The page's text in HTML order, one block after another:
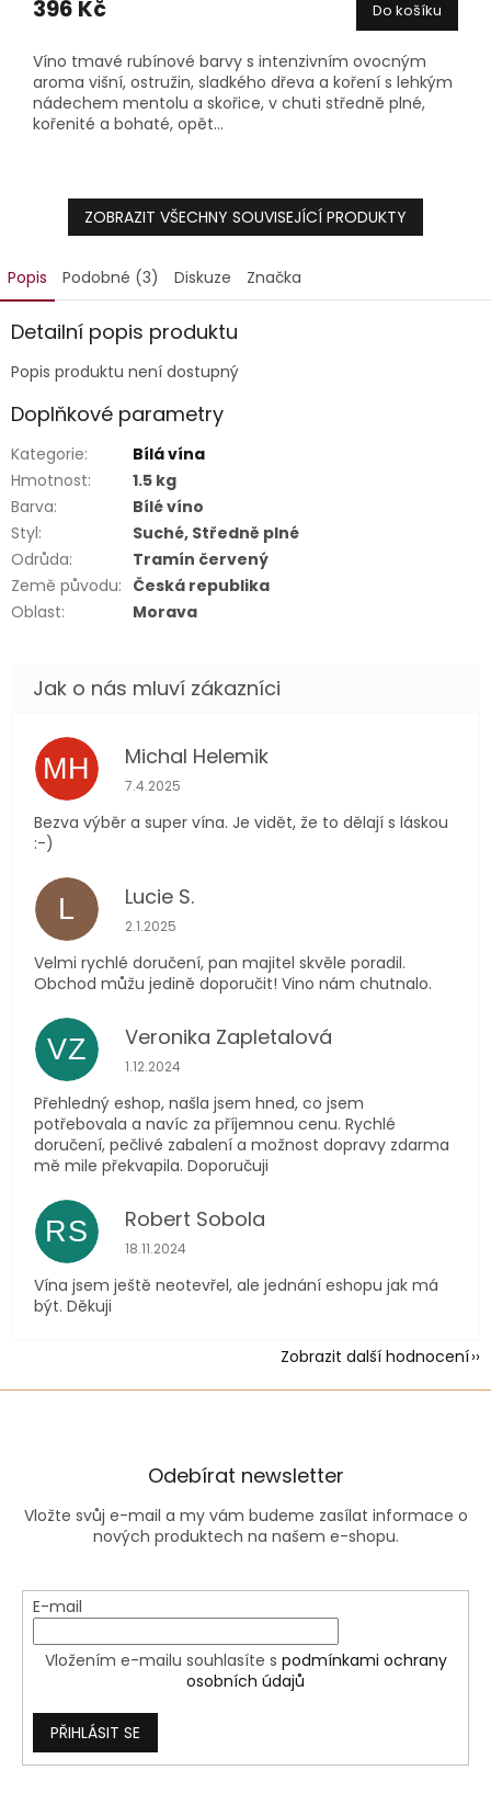
396 Kč Do košíku
Víno tmavé rubínové barvy s intenzivním ovocným
aroma višní, ostružin, sladkého dřeva a koření s lehkým
nádechem mentolu a skořice, v chuti středně plné,
kořenité a bohaté, opět...
ZOBRAZIT VŠECHNY SOUVISEJÍCÍ PRODUKTY
Popis Podobné (3) Diskuze Značka
Detailní popis produktu
Popis produktu není dostupný
Doplňkové parametry
Kategorie:
Bílá vína
Hmotnost:
1.5 kg
Barva:
Bílé víno
Styl:
Suché, Středně plné
Odrůda:
Tramín červený
Země původu: Česká republika
Oblast: Morava
MH Michal Helemik
Hodnocení obchodu je 5 z 5 hvězdiček.
7.4.2025
Bezva výběr a super vína. Je vidět, že to dělají s láskou
:-)
L Lucie S.
Hodnocení obchodu je 5 z 5 hvězdiček.
2.1.2025
Velmi rychlé doručení, pan majitel skvěle poradil.
Obchod můžu jedině doporučit! Vino nám chutnalo.
VZ Veronika Zapletalová
Hodnocení obchodu je 5 z 5 hvězdiček.
1.12.2024
Přehledný eshop, našla jsem hned, co jsem
potřebovala a navíc za příjemnou cenu. Rychlé
doručení, pečlivé zabalení a možnost dopravy zdarma
mě mile překvapila. Doporučuji
RS Robert Sobola
Hodnocení obchodu je 5 z 5 hvězdiček.
18.11.2024
Vína jsem ještě neotevřel, ale jednání eshopu jak má
být. Děkuji
Zobrazit další hodnocení
Odebírat newsletter
Vložte svůj e-mail a my vám budeme zasílat informace o
nových produktech na našem e-shopu.
E-mail
Vložením e-mailu souhlasíte s podmínkami ochrany
osobních údajů
PŘIHLÁSIT SE